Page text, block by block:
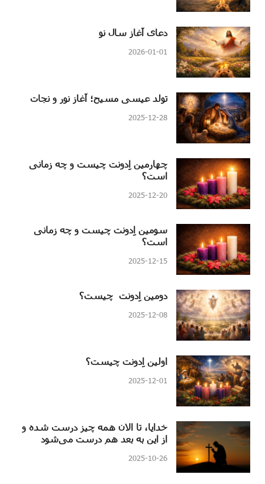
دعای آغاز سال نو
2026-01-01
تولد عیسی مسیح؛ آغاز نور و نجات
2025-12-28
چهارمین اِدونت چیست و چه زمانی
است؟
2025-12-20
سومین اِدونت چیست و چه زمانی
است؟
2025-12-15
دومین اِدونت چیست؟
2025-12-08
اولین اِدونت چیست؟
2025-12-01
خدایا، تا الان همه چیز درست شده و
از این به بعد هم درست می‌شود
2025-10-26